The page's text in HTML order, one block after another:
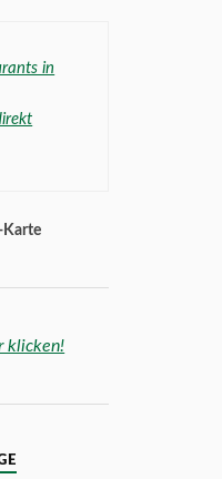
in
Karte
klicken!